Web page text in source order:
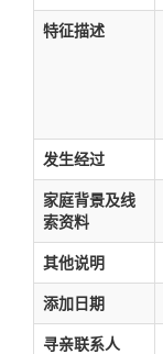
特征描述
发生经过
家庭背景及线
索资料
其他说明
添加日期
寻亲联系人